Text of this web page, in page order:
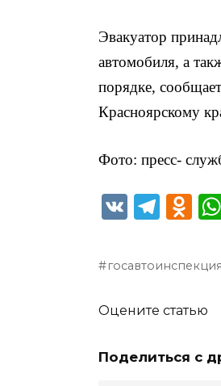
Эвакуатор
автомобиля, а
порядке,
Красноярскому
Фото: пресс-
V
T
e
ra
O
n
kl
ss
госавтоинспекция
Оцените статью
Поделиться с